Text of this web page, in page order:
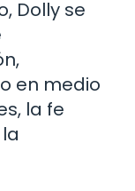
Dolly se
en medio
la fe